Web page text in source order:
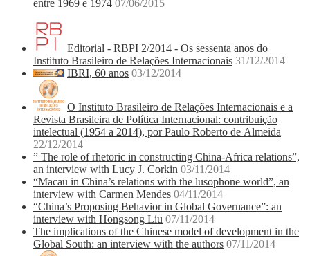
entre 1969 e 1974 07/06/2015
Editorial - RBPI 2/2014 - Os sessenta anos do
Instituto Brasileiro de Relações Internacionais 31/12/2014
IBRI, 60 anos 03/12/2014
O Instituto Brasileiro de Relações Internacionais e a
Revista Brasileira de Política Internacional: contribuição
intelectual (1954 a 2014), por Paulo Roberto de Almeida
22/12/2014
” The role of rhetoric in constructing China-Africa relations”,
an interview with Lucy J. Corkin 03/11/2014
“Macau in China’s relations with the lusophone world”, an
interview with Carmen Mendes 04/11/2014
“China’s Proposing Behavior in Global Governance”: an
interview with Hongsong Liu 07/11/2014
The implications of the Chinese model of development in the
Global South: an interview with the authors 07/11/2014